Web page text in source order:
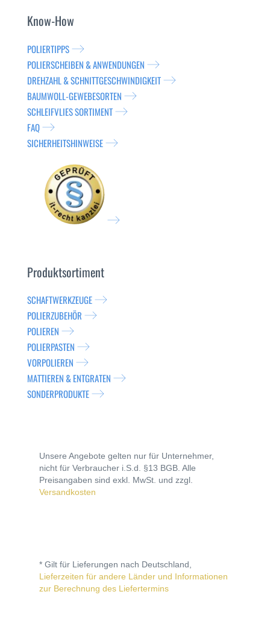
Know-How
POLIERTIPPS
POLIERSCHEIBEN & ANWENDUNGEN
DREHZAHL & SCHNITTGESCHWINDIGKEIT
BAUMWOLL-GEWEBESORTEN
SCHLEIFVLIES SORTIMENT
FAQ
SICHERHEITSHINWEISE
Produktsortiment
SCHAFTWERKZEUGE
POLIERZUBEHÖR
POLIEREN
POLIERPASTEN
VORPOLIEREN
MATTIEREN & ENTGRATEN
SONDERPRODUKTE
Unsere Angebote gelten nur für Unternehmer,
nicht für Verbraucher i.S.d. §13 BGB. Alle
Preisangaben sind exkl. MwSt. und zzgl.
Versandkosten
* Gilt für Lieferungen nach Deutschland,
Lieferzeiten für andere Länder und Informationen
zur Berechnung des Liefertermins